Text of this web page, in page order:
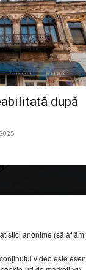
anonime (să
video este
după